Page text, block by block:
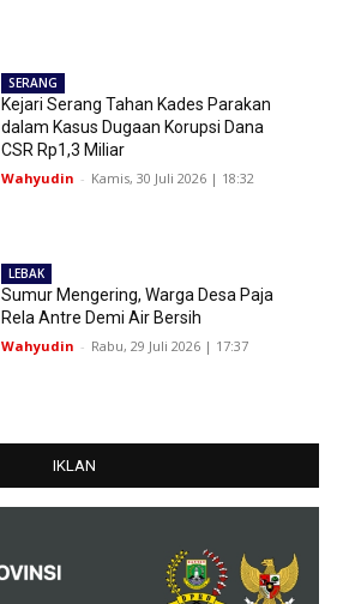
SERANG
Kejari Serang Tahan Kades Parakan
dalam Kasus Dugaan Korupsi Dana
CSR Rp1,3 Miliar
Wahyudin - Kamis, 30 Juli 2026 | 18:32
LEBAK
Sumur Mengering, Warga Desa Paja
Rela Antre Demi Air Bersih
Wahyudin - Rabu, 29 Juli 2026 | 17:37
IKLAN